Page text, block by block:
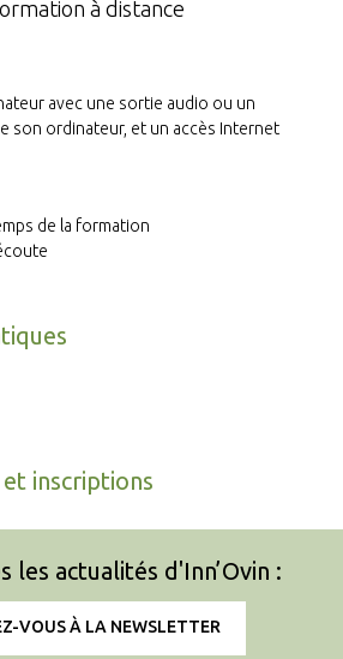
à distance
avec une sortie audio ou un
son ordinateur, et un accès Internet
de la formation
inscriptions
les actualités d'Inn’Ovin :
VOUS À LA NEWSLETTER